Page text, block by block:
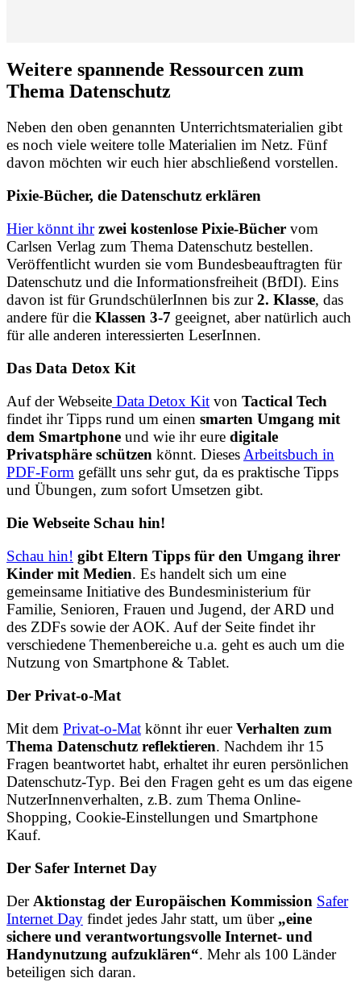
Weitere spannende Ressourcen zum
Thema Datenschutz
Neben den oben genannten Unterrichtsmaterialien gibt
es noch viele weitere tolle Materialien im Netz. Fünf
davon möchten wir euch hier abschließend vorstellen.
Pixie-Bücher, die Datenschutz erklären
Hier könnt ihr zwei kostenlose Pixie-Bücher vom
Carlsen Verlag zum Thema Datenschutz bestellen.
Veröffentlicht wurden sie vom Bundesbeauftragten für
Datenschutz und die Informationsfreiheit (BfDI). Eins
davon ist für GrundschülerInnen bis zur2. Klasse, das
andere für die Klassen 3-7 geeignet, aber natürlich auch
für alle anderen interessierten LeserInnen.
Das Data Detox Kit
Auf der Webseite Data Detox Kit von Tactical Tech
findet ihr Tipps rund um einen smarten Umgang mit
dem Smartphone und wie ihr eure digitale
Privatsphäre schützen könnt. DiesesArbeitsbuch in
PDF-Form gefällt uns sehr gut, da es praktische Tipps
und Übungen, zum sofort Umsetzen gibt.
Die Webseite Schau hin!
Schau hin! gibt Eltern Tipps für den Umgang ihrer
Kinder mit Medien. Es handelt sich um eine
gemeinsame Initiative des Bundesministerium für
Familie, Senioren, Frauen und Jugend, der ARD und
des ZDFs sowie der AOK. Auf der Seite findet ihr
verschiedene Themenbereiche u.a. geht es auch um die
Nutzung von Smartphone & Tablet.
Der Privat-o-Mat
Mit dem Privat-o-Mat könnt ihr euerVerhalten zum
Thema Datenschutz reflektieren. Nachdem ihr 15
Fragen beantwortet habt, erhaltet ihr euren persönlichen
Datenschutz-Typ. Bei den Fragen geht es um das eigene
NutzerInnenverhalten, z.B. zum Thema Online-
Shopping, Cookie-Einstellungen und Smartphone
Kauf.
Der Safer Internet Day
DerAktionstag der Europäischen Kommission Safer
Internet Day findet jedes Jahr statt, um über „eine
sichere und verantwortungsvolle Internet- und
Handynutzung aufzuklären“. Mehr als 100 Länder
beteiligen sich daran.